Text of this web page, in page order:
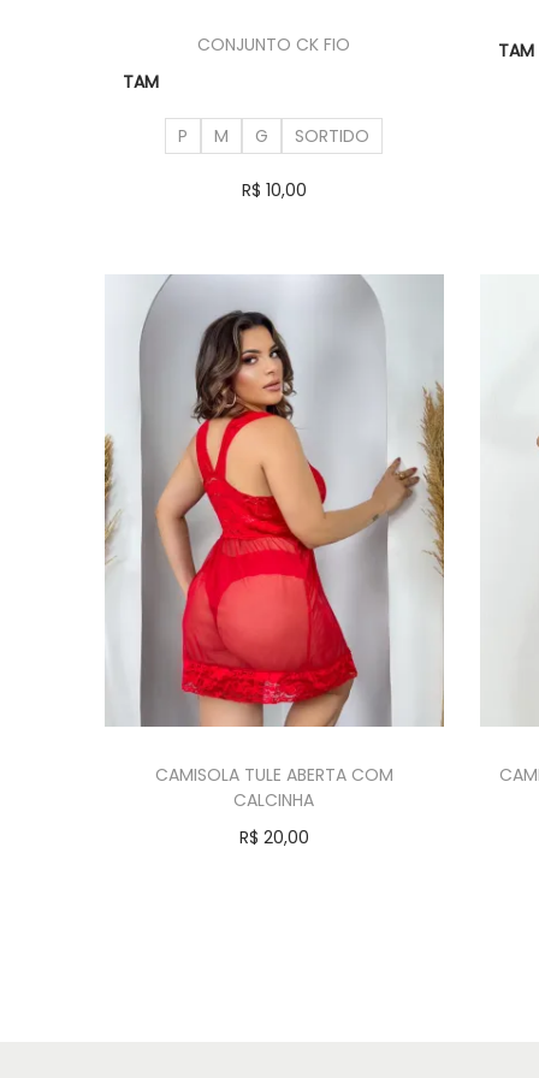
CONJUNTO CK FIO
TAM
P M G SORTIDO
R$ 10,00
TAM
CAMISOLA TULE ABERTA COM
CALCINHA
R$ 20,00